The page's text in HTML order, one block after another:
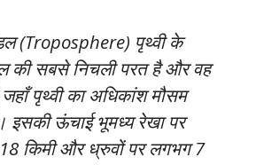
(Troposphere) पृथ्वी के
की सबसे निचली परत है और वह
पृथ्वी का अधिकांश मौसम
इसकी ऊंचाई भूमध्य रेखा पर
किमी और ध्रुवों पर लगभग 7